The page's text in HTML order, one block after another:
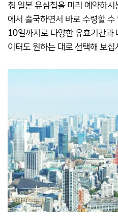
춰 일본 유심칩을 미리 예약하
에서 출국하면서 바로 수령할
10일까지로 다양한 유효기간과
이터도 원하는 대로 선택해 보십